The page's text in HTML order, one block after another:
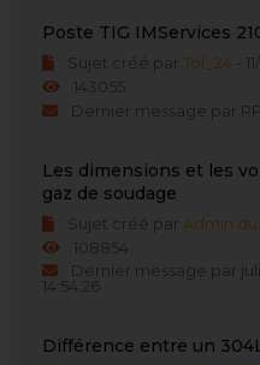
Poste TIG IMServices
Sujet créé par Tof_24 -
143055
Dernier message par
Les dimensions et les
gaz de soudage
Sujet créé par Admin
108854
Dernier message par
14:54:26
Différence entre un